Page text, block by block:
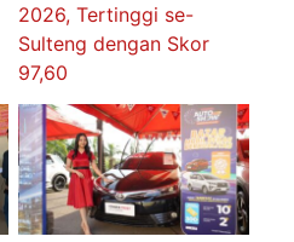
2026, Tertinggi se-
Sulteng dengan Skor
97,60